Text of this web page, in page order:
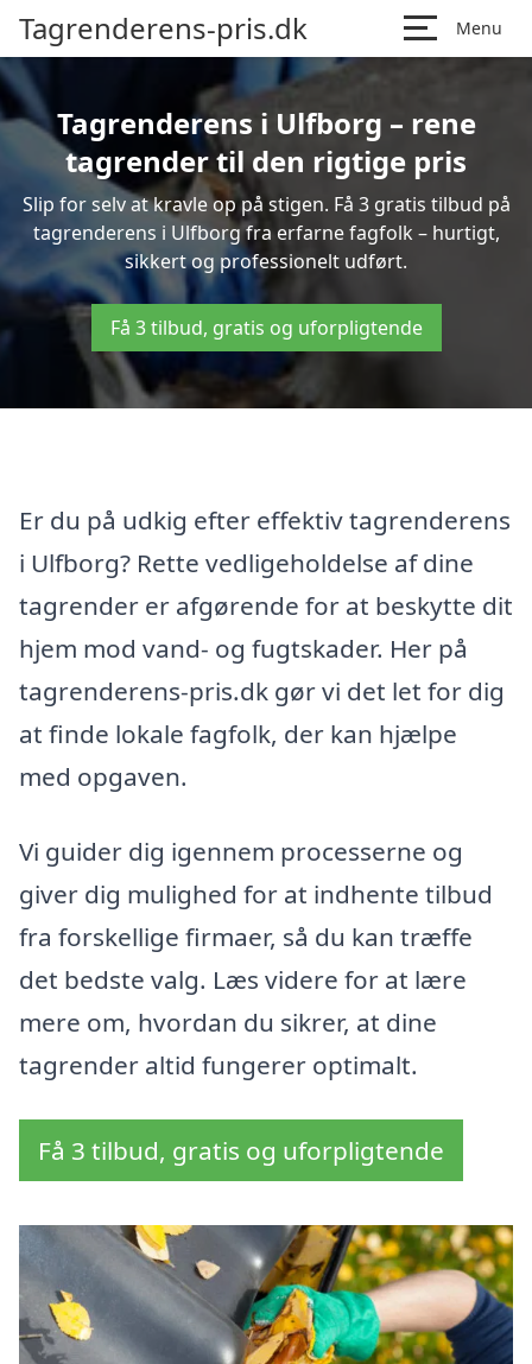
Tagrenderens-pris.dk Menu
Tagrenderens i Ulfborg – rene
tagrender til den rigtige pris
Slip for selv at kravle op på stigen. Få 3 gratis tilbud på
tagrenderens i Ulfborg fra erfarne fagfolk – hurtigt,
sikkert og professionelt udført.
Få 3 tilbud, gratis og uforpligtende
Er du på udkig efter effektiv tagrenderens
i Ulfborg? Rette vedligeholdelse af dine
tagrender er afgørende for at beskytte dit
hjem mod vand- og fugtskader. Her på
tagrenderens-pris.dk gør vi det let for dig
at finde lokale fagfolk, der kan hjælpe
med opgaven.
Vi guider dig igennem processerne og
giver dig mulighed for at indhente tilbud
fra forskellige firmaer, så du kan træffe
det bedste valg. Læs videre for at lære
mere om, hvordan du sikrer, at dine
tagrender altid fungerer optimalt.
Få 3 tilbud, gratis og uforpligtende